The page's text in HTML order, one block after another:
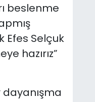
beslenme
Efes Selçuk
hazırız”
dayanışma